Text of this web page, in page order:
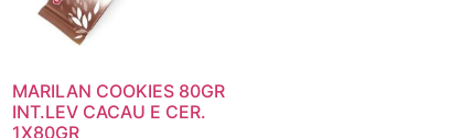
MARILAN COOKIES 80GR
INT.LEV CACAU E CER.
1X80GR